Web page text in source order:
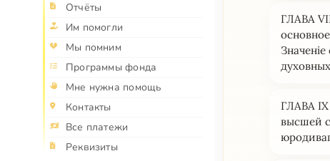
Отчёты
Им помогли
Мы помним
Программы фонда
Мне нужна помощь
Контакты
Все платежи
Реквизиты
ГЛАВА
ГЛАВА IX
высшей